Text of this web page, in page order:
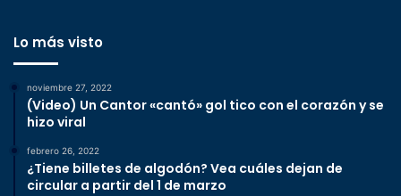
Lo más visto
noviembre 27, 2022
(Video) Un Cantor «cantó» gol tico con el corazón y se
hizo viral
febrero 26, 2022
¿Tiene billetes de algodón? Vea cuáles dejan de
circular a partir del 1 de marzo